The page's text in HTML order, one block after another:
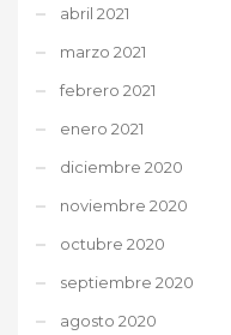
abril 2021
marzo 2021
febrero 2021
enero 2021
diciembre 2020
noviembre 2020
octubre 2020
septiembre 2020
agosto 2020